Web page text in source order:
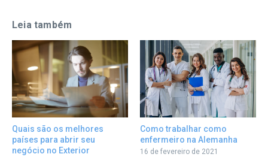
Leia também
Quais são os melhores
países para abrir seu
negócio no Exterior
Como trabalhar como
enfermeiro na Alemanha
16 de fevereiro de 2021